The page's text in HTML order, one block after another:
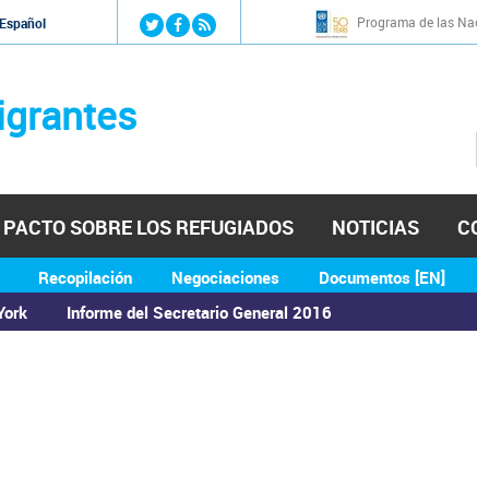
Jump to navigation
Español Programa de las
Informe del Secretario General 2016
Recopilación Negociaciones Documentos [EN]
PACTO SOBRE LOS REFUGIADOS NOTICIAS